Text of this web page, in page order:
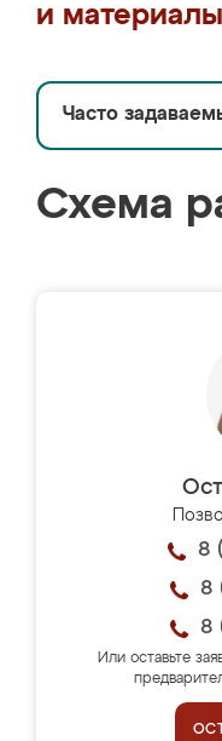
и материалы
Часто
Схема
8
8
8
Или оставьте